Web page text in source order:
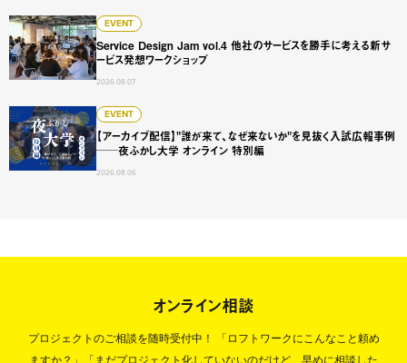
EVENT
Service Design Jam vol.4 他社のサービスを勝手に考える新サ
ービス発想ワークショップ
2026.08.07
Service Design Jam vol.4 他社のサービスを勝手に考える
EVENT
【アーカイブ配信】"誰が来て、なぜ来ないか"を見抜く入試広報事例
──夜ふかし大学 オンライン 特別編
2026.08.06
【アーカイブ配信】"誰が来て、なぜ来ないか"を見抜く入
オンライン相談
プロジェクトのご相談を随時受付中！
「ロフトワークにこんなこと頼め
ますか？」「まだプロジェクト化していないのだけど、早めに相談した